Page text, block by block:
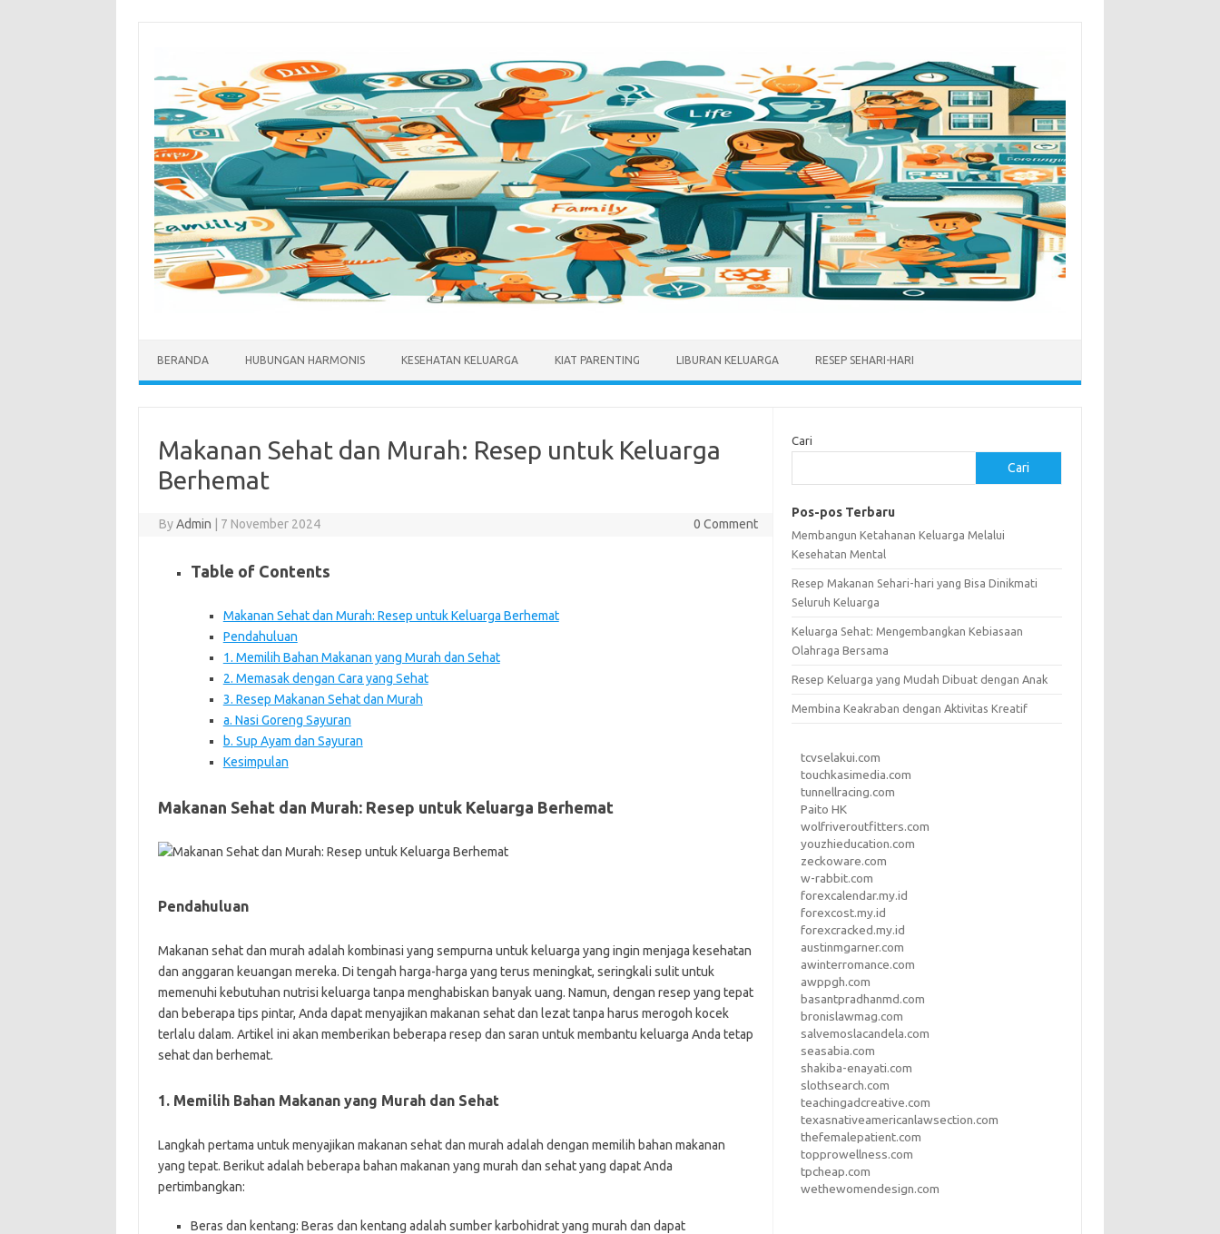
BERANDA HUBUNGAN HARMONIS KESEHATAN KELUARGA KIAT PARENTING LIBURAN KELUARGA RESEP SEHARI-HARI
Makanan Sehat dan Murah: Resep untuk Keluarga
Berhemat
ByAdmin 7 November 2024 0 Comment
Table of Contents
Makanan Sehat dan Murah: Resep untuk Keluarga Berhemat
Pendahuluan
1. Memilih Bahan Makanan yang Murah dan Sehat
2. Memasak dengan Cara yang Sehat
3. Resep Makanan Sehat dan Murah
a. Nasi Goreng Sayuran
b. Sup Ayam dan Sayuran
Kesimpulan
Makanan Sehat dan Murah: Resep untuk Keluarga Berhemat
Pendahuluan
Makanan sehat dan murah adalah kombinasi yang sempurna untuk keluarga yang ingin menjaga kesehatan
dan anggaran keuangan mereka. Di tengah harga-harga yang terus meningkat, seringkali sulit untuk
memenuhi kebutuhan nutrisi keluarga tanpa menghabiskan banyak uang. Namun, dengan resep yang tepat
dan beberapa tips pintar, Anda dapat menyajikan makanan sehat dan lezat tanpa harus merogoh kocek
terlalu dalam. Artikel ini akan memberikan beberapa resep dan saran untuk membantu keluarga Anda tetap
sehat dan berhemat.
1. Memilih Bahan Makanan yang Murah dan Sehat
Langkah pertama untuk menyajikan makanan sehat dan murah adalah dengan memilih bahan makanan
yang tepat. Berikut adalah beberapa bahan makanan yang murah dan sehat yang dapat Anda
pertimbangkan:
Beras dan kentang: Beras dan kentang adalah sumber karbohidrat yang murah dan dapat
Cari
Cari
Pos-pos Terbaru
Membangun Ketahanan Keluarga Melalui
Kesehatan Mental
Resep Makanan Sehari-hari yang Bisa Dinikmati
Seluruh Keluarga
Keluarga Sehat: Mengembangkan Kebiasaan
Olahraga Bersama
Resep Keluarga yang Mudah Dibuat dengan Anak
Membina Keakraban dengan Aktivitas Kreatif
tcvselakui.com
touchkasimedia.com
tunnellracing.com
Paito HK
wolfriveroutfitters.com
youzhieducation.com
zeckoware.com
w-rabbit.com
forexcalendar.my.id
forexcost.my.id
forexcracked.my.id
austinmgarner.com
awinterromance.com
awppgh.com
basantpradhanmd.com
bronislawmag.com
salvemoslacandela.com
seasabia.com
shakiba-enayati.com
slothsearch.com
teachingadcreative.com
texasnativeamericanlawsection.com
thefemalepatient.com
topprowellness.com
tpcheap.com
wethewomendesign.com